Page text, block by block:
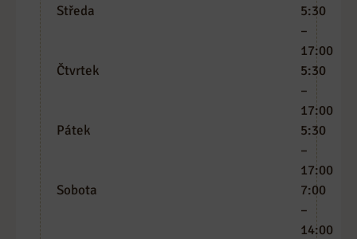
Středa
5:30
–
17:00
Čtvrtek
5:30
–
17:00
Pátek
5:30
–
17:00
Sobota
7:00
–
14:00